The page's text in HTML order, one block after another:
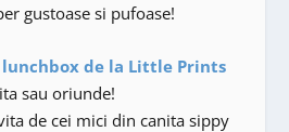
gustoase si pufoase!
lunchbox de la Little Prints
sau oriunde!
de cei mici din canita sippy